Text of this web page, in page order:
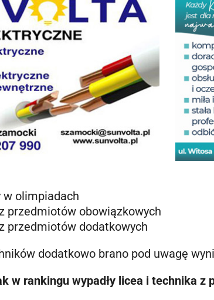
w olimpiadach
przedmiotów obowiązkowych
przedmiotów dodatkowych
dodatkowo brano pod uwagę
w rankingu wypadły licea i technika z